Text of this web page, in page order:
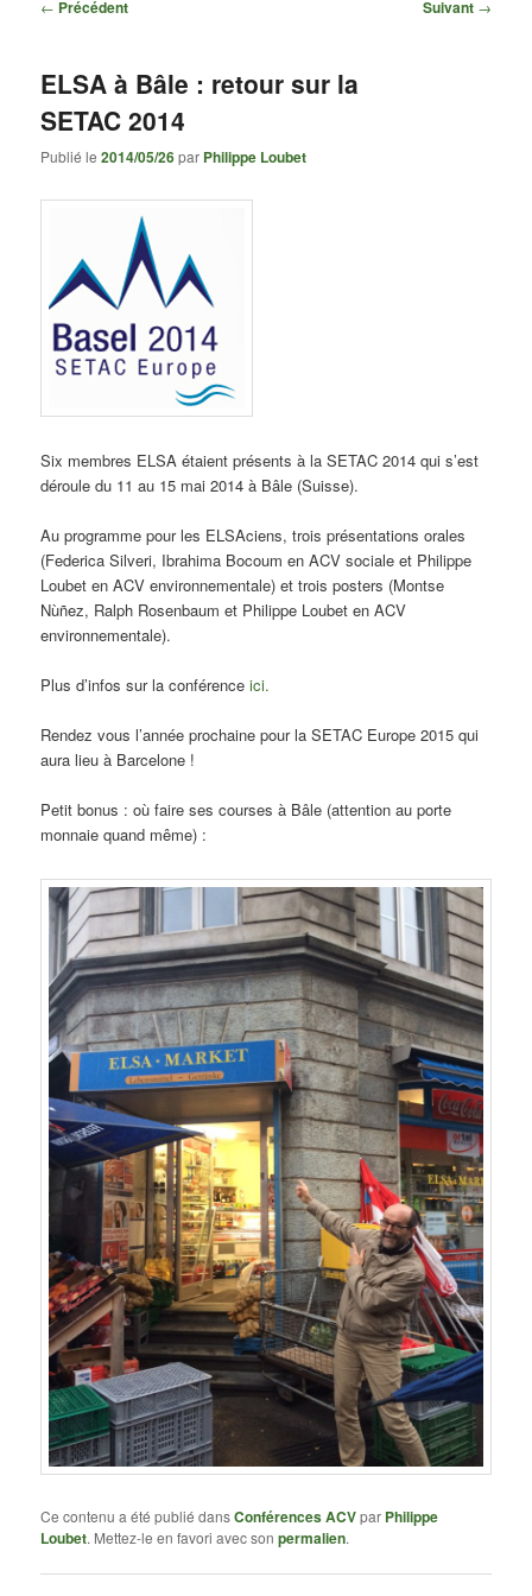
← Précédent Suivant →
ELSA à Bâle : retour sur la
SETAC 2014
Publié le2014/05/26par Philippe Loubet
Six membres ELSA étaient présents à la SETAC 2014 qui s’est
déroule du 11 au 15 mai 2014 à Bâle (Suisse).
Au programme pour les ELSAciens, trois présentations orales
(Federica Silveri, Ibrahima Bocoum en ACV sociale et Philippe
Loubet en ACV environnementale) et trois posters (Montse
Nùñez, Ralph Rosenbaum et Philippe Loubet en ACV
environnementale).
Plus d’infos sur la conférenceici.
Rendez vous l’année prochaine pour la SETAC Europe 2015 qui
aura lieu à Barcelone !
Petit bonus : où faire ses courses à Bâle (attention au porte
monnaie quand même) :
Ce contenu a été publié dansConférences ACVpar Philippe
Loubet. Mettez-le en favori avec sonpermalien.